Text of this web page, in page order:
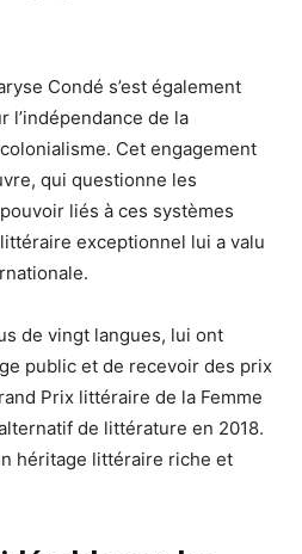
Condé s’est également
l’indépendance de la
Cet engagement
qui questionne les
liés à ces systèmes
exceptionnel lui a valu
de vingt langues, lui ont
public et de recevoir des prix
Prix littéraire de la Femme
de littérature en 2018.
héritage littéraire riche et